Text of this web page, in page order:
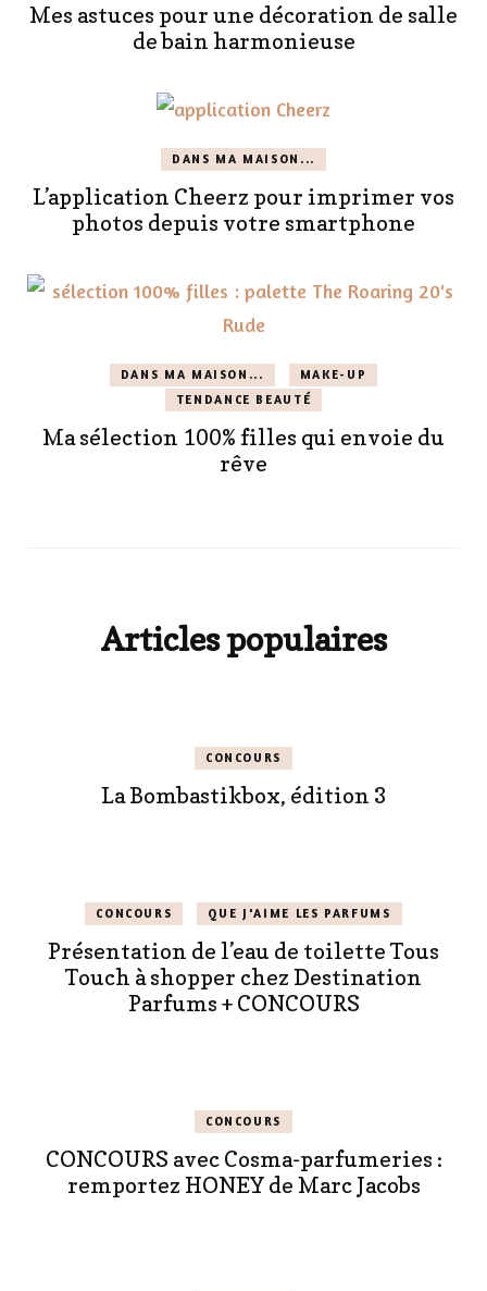
Mes astuces pour une décoration de salle
de bain harmonieuse
DANS MA MAISON...
L’application Cheerz pour imprimer vos
photos depuis votre smartphone
DANS MA MAISON...
MAKE-UP
TENDANCE BEAUTÉ
Ma sélection 100% filles qui envoie du
rêve
Articles populaires
CONCOURS
La Bombastikbox, édition 3
CONCOURS QUE J'AIME LES PARFUMS
Présentation de l’eau de toilette Tous
Touch à shopper chez Destination
Parfums + CONCOURS
CONCOURS
CONCOURS avec Cosma-parfumeries :
remportez HONEY de Marc Jacobs